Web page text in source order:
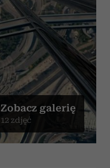
Zobacz galerię
12 zdjęć